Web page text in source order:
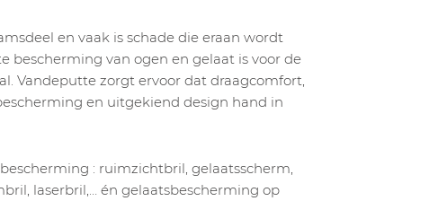
en vaak is schade die eraan wordt
bescherming van ogen en gelaat is voor de
Vandeputte zorgt ervoor dat draagcomfort,
en uitgekiend design hand in
: ruimzichtbril, gelaatsscherm,
laserbril,… én gelaatsbescherming op